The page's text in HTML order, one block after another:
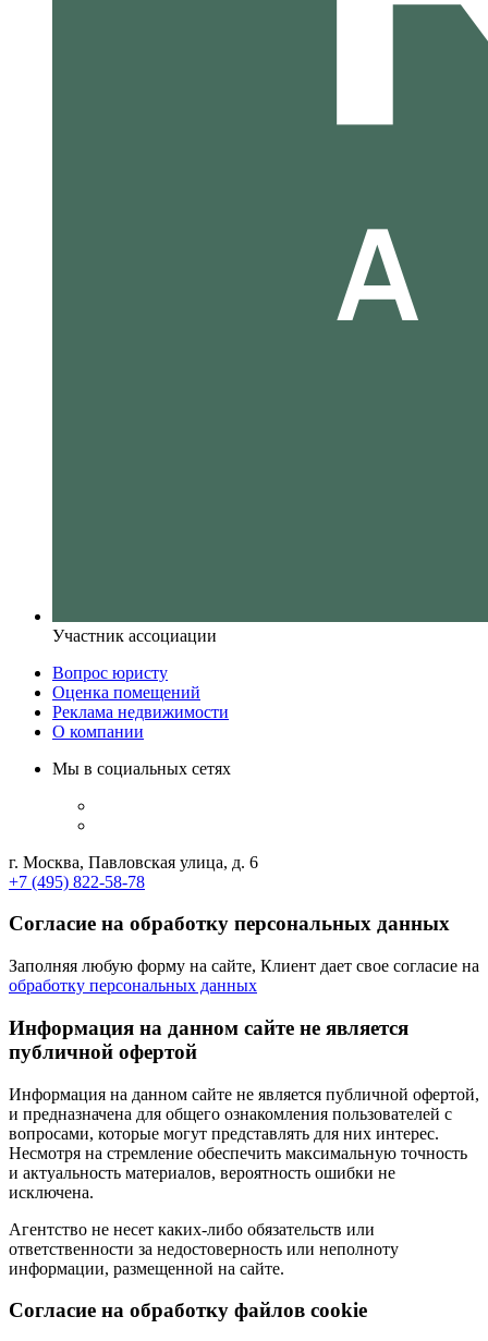
Участник ассоциации
Вопрос юристу
Оценка помещений
Реклама недвижимости
О компании
Мы в социальных сетях
г. Москва, Павловская улица, д. 6
+7 (495) 822-58-78
Согласие на обработку персональных данных
Заполняя любую форму на сайте, Клиент дает свое согласие на
обработку персональных данных
Информация на данном сайте не является
публичной офертой
Информация на данном сайте не является публичной офертой,
и предназначена для общего ознакомления пользователей с
вопросами, которые могут представлять для них интерес.
Несмотря на стремление обеспечить максимальную точность
и актуальность материалов, вероятность ошибки не
исключена.
Агентство не несет каких-либо обязательств или
ответственности за недостоверность или неполноту
информации, размещенной на сайте.
Cогласие на обработку файлов cookie